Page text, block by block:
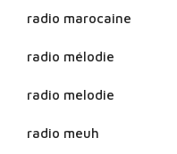
radio marocaine
radio mélodie
radio melodie
radio meuh